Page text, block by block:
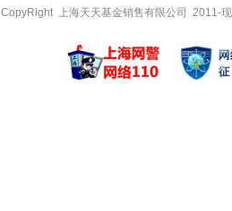
CopyRight 上海天天基金销售有限公司 2011-